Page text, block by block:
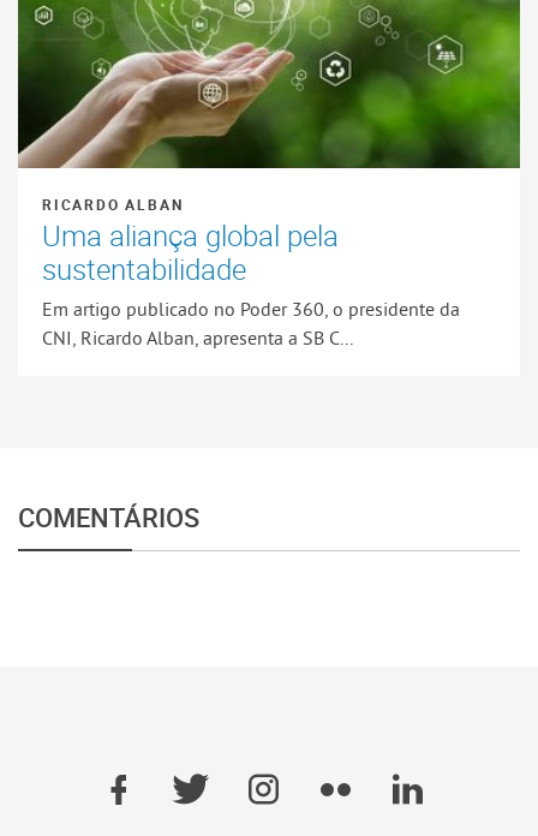
RICARDO ALBAN
Uma aliança global pela
sustentabilidade
Em artigo publicado no Poder 360, o presidente da
CNI, Ricardo Alban, apresenta a SB C...
COMENTÁRIOS